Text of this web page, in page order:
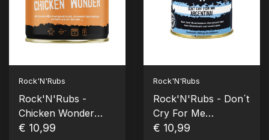
Rock'N'Rubs
Rock'N'Rubs -
Chicken Wonder
(150gr)
€ 10,99
Rock'N'Rubs
Rock'N'Rubs - Don´t
Cry For Me
Argentina (100 gram)
€ 10,99